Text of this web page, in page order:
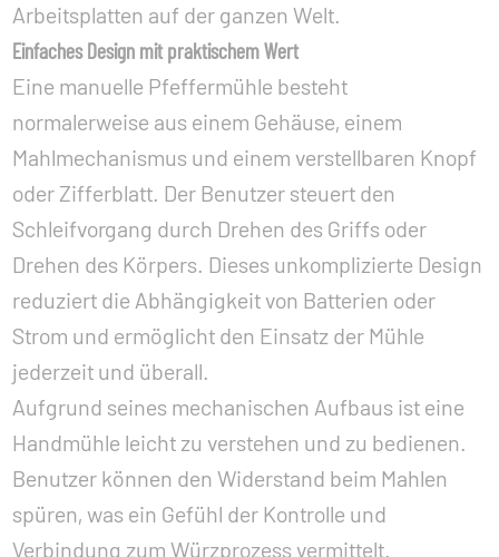
Arbeitsplatten auf der ganzen Welt.
Einfaches Design mit praktischem Wert
Eine manuelle Pfeffermühle besteht
normalerweise aus einem Gehäuse, einem
Mahlmechanismus und einem verstellbaren Knopf
oder Zifferblatt. Der Benutzer steuert den
Schleifvorgang durch Drehen des Griffs oder
Drehen des Körpers. Dieses unkomplizierte Design
reduziert die Abhängigkeit von Batterien oder
Strom und ermöglicht den Einsatz der Mühle
jederzeit und überall.
Aufgrund seines mechanischen Aufbaus ist eine
Handmühle leicht zu verstehen und zu bedienen.
Benutzer können den Widerstand beim Mahlen
spüren, was ein Gefühl der Kontrolle und
Verbindung zum Würzprozess vermittelt.